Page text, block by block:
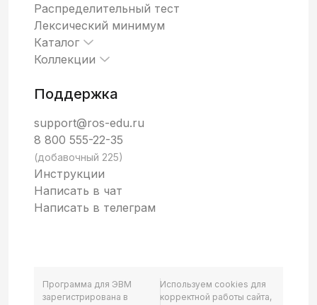
Распределительный тест
Лексический минимум
Каталог
Коллекции
Поддержка
support@ros-edu.ru
8 800 555-22-35
(добавочный 225)
Инструкции
Написать в чат
Написать в телеграм
Программа для ЭВМ
зарегистрирована в
Используем cookies для
корректной работы сайта,